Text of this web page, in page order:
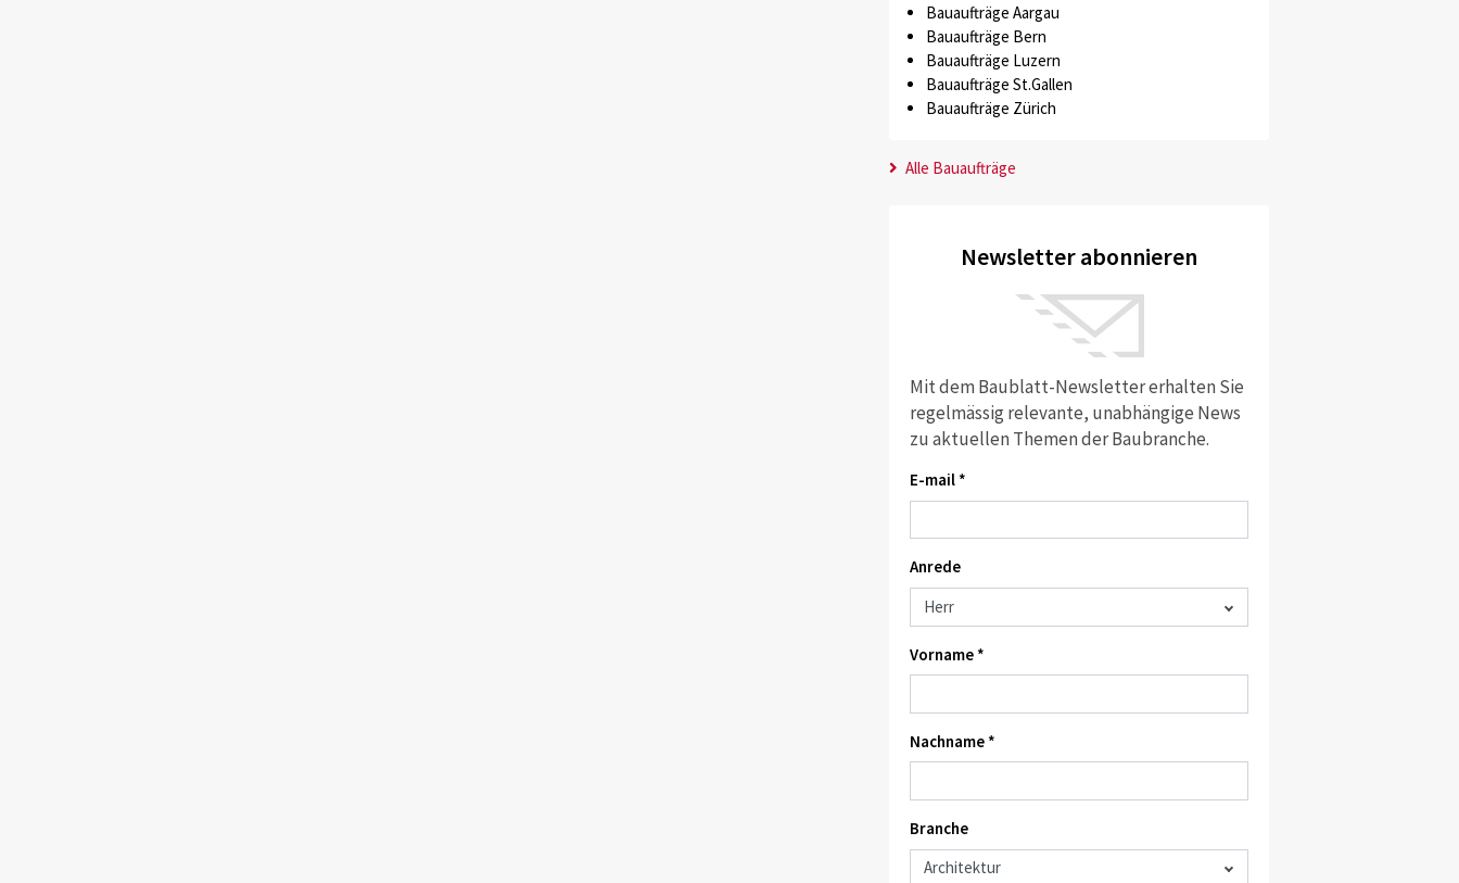
Bauaufträge Aargau
Bauaufträge Bern
Bauaufträge Luzern
Bauaufträge St.Gallen
Bauaufträge Zürich
Alle Bauaufträge
Newsletter abonnieren
Mit dem Baublatt-Newsletter erhalten Sie
regelmässig relevante, unabhängige News
zu aktuellen Themen der Baubranche.
E-mail *
Anrede
Vorname *
Nachname *
Branche